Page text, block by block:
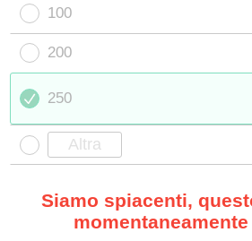
100
200
250
Siamo spiacenti,